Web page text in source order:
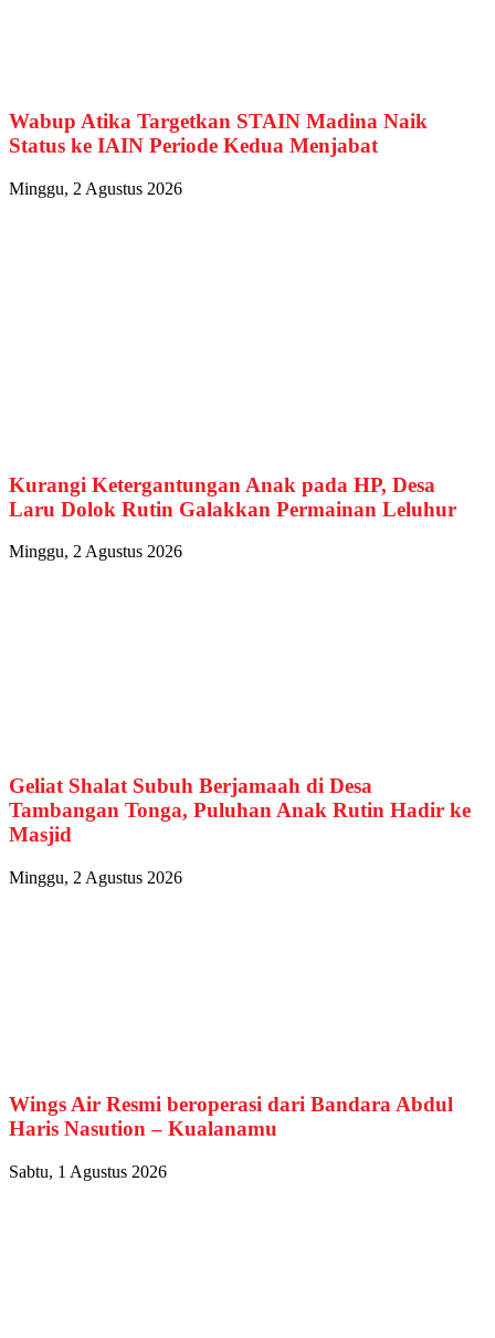
Wabup Atika Targetkan STAIN Madina Naik
Status ke IAIN Periode Kedua Menjabat
Minggu, 2 Agustus 2026
Kurangi Ketergantungan Anak pada HP, Desa
Laru Dolok Rutin Galakkan Permainan Leluhur
Minggu, 2 Agustus 2026
Geliat Shalat Subuh Berjamaah di Desa
Tambangan Tonga, Puluhan Anak Rutin Hadir ke
Masjid
Minggu, 2 Agustus 2026
Wings Air Resmi beroperasi dari Bandara Abdul
Haris Nasution – Kualanamu
Sabtu, 1 Agustus 2026